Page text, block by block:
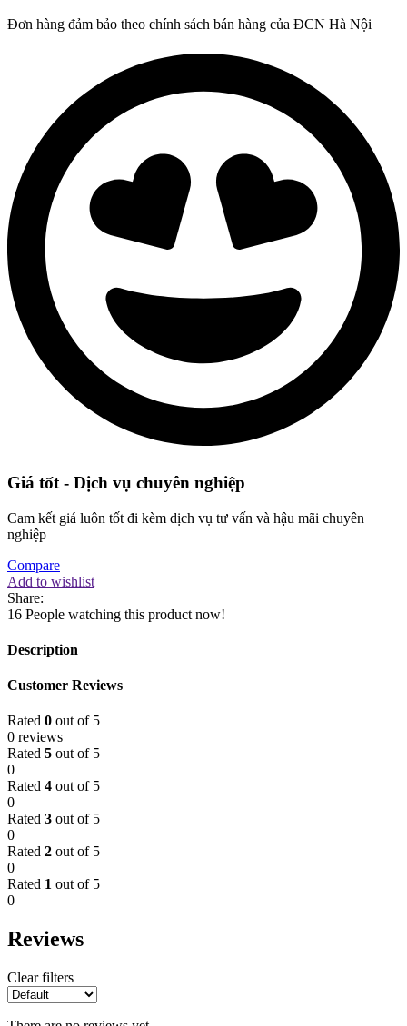
Đơn hàng đảm bảo theo chính sách bán hàng của ĐCN Hà Nội
Giá tốt - Dịch vụ chuyên nghiệp
Cam kết giá luôn tốt đi kèm dịch vụ tư vấn và hậu mãi chuyên
nghiệp
Compare
Add to wishlist
Share:
16 People watching this product now!
Description
Customer Reviews
Rated 0 out of 5
0 reviews
Rated 5 out of 5
0
Rated 4 out of 5
0
Rated 3 out of 5
0
Rated 2 out of 5
0
Rated 1 out of 5
0
Reviews
Clear filters